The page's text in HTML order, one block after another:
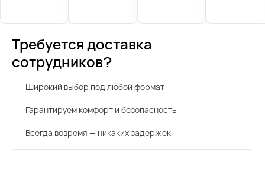
Требуется доставка
сотрудников?
Широкий выбор под любой формат
Гарантируем комфорт и безопасность
Всегда вовремя — никаких задержек